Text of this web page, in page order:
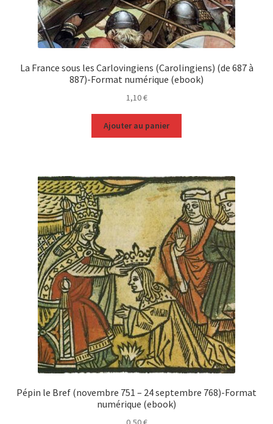
La France sous les Carlovingiens (Carolingiens) (de 687 à
887)-Format numérique (ebook)
1,10€
Ajouter au panier
Pépin le Bref (novembre 751 – 24 septembre 768)-Format
numérique (ebook)